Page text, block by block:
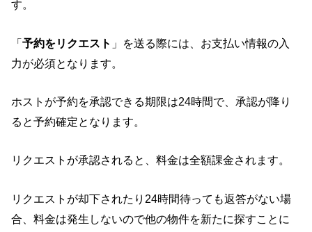
す。
「予約をリクエスト 」を送る際には、お支払い情報の入
力が必須となります。
ホストが予約を承認できる期限は24時間で、承認が降り
ると予約確定となります。
リクエストが承認されると、料金は全額課金されます。
リクエストが却下されたり24時間待っても返答がない場
合、料金は発生しないので他の物件を新たに探すことに